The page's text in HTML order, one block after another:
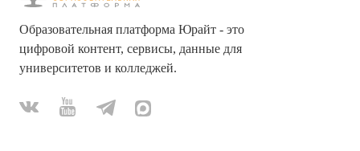
Образовательная платформа Юрайт - это
цифровой контент, сервисы, данные для
университетов и колледжей.